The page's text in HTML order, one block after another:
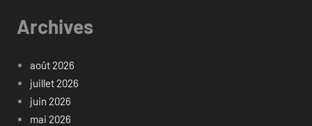
Archives
août 2026
juillet 2026
juin 2026
mai 2026